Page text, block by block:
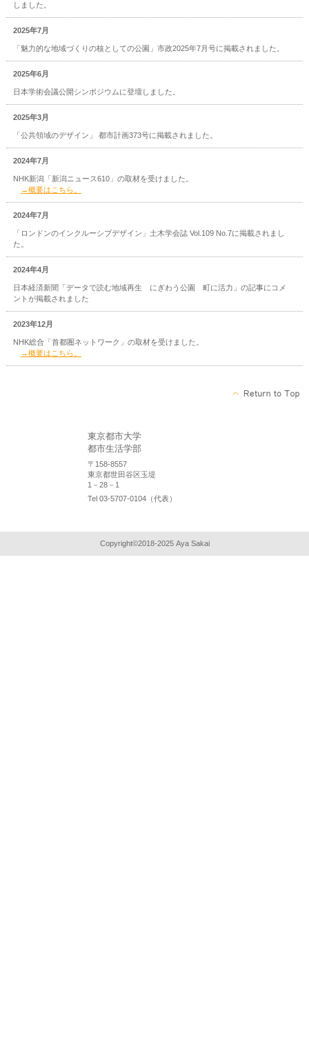
しました。
2025年7月
「魅力的な地域づくりの核としての公園」市政2025年7月号に掲載されました。
2025年6月
日本学術会議公開シンポジウムに登壇しました。
2025年3月
「公共領域のデザイン」 都市計画373号に掲載されました。
2024年7月
NHK新潟「新潟ニュース610」の取材を受けました。
→概要はこちら。
2024年7月
「ロンドンのインクルーシブデザイン」土木学会誌 Vol.109 No.7に掲載されまし
た。
2024年4月
日本経済新聞「データで読む地域再生 にぎわう公園 町に活力」の記事にコメ
ントが掲載されました
2023年12月
NHK総合「首都圏ネットワーク」の取材を受けました。
→概要はこちら。
東京都市大学
都市生活学部
〒158-8557
東京都世田谷区玉堤
1－28－1
Tel 03-5707-0104（代表）
Copyright©2018-2025 Aya Sakai